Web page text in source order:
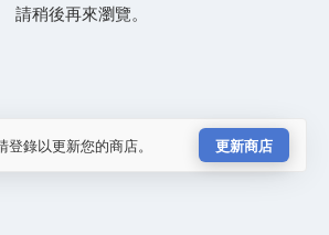
請稍後再來瀏覽。
錄以更新您的商店。 更新商店